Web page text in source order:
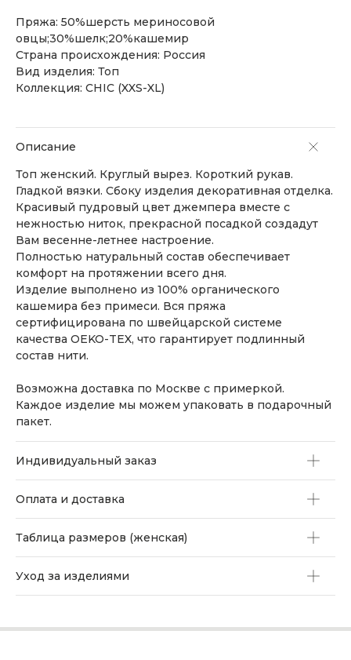
Пряжа: 50%шерсть мериносовой
овцы;30%шелк;20%кашемир
Страна происхождения: Россия
Вид изделия: Топ
Коллекция: CHIC (XXS-XL)
Описание
Топ женский. Круглый вырез. Короткий рукав.
Гладкой вязки. Сбоку изделия декоративная отделка.
Красивый пудровый цвет джемпера вместе с
нежностью ниток, прекрасной посадкой создадут
Вам весенне-летнее настроение.
Полностью натуральный состав обеспечивает
комфорт на протяжении всего дня.
Изделие выполнено из 100% органического
кашемира без примеси. Вся пряжа
сертифицирована по швейцарской системе
качества OEKO-TEX, что гарантирует подлинный
состав нити.
Возможна доставка по Москве с примеркой.
Каждое изделие мы можем упаковать в подарочный
пакет.
Индивидуальный заказ
Оплата и доставка
Таблица размеров (женская)
Уход за изделиями